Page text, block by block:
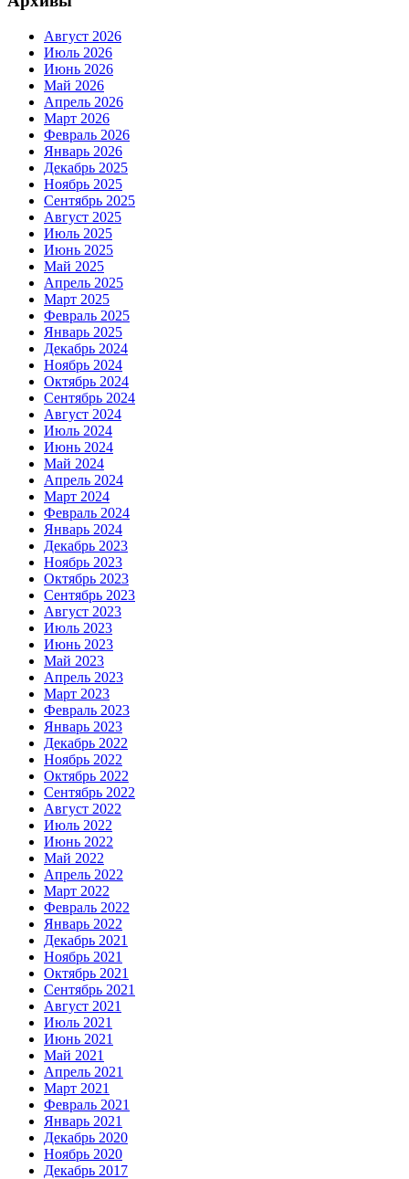
Август 2026
Июль 2026
Июнь 2026
Май 2026
Апрель 2026
Март 2026
Февраль 2026
Январь 2026
Декабрь 2025
Ноябрь 2025
Сентябрь 2025
Август 2025
Июль 2025
Июнь 2025
Май 2025
Апрель 2025
Март 2025
Февраль 2025
Январь 2025
Декабрь 2024
Ноябрь 2024
Октябрь 2024
Сентябрь 2024
Август 2024
Июль 2024
Июнь 2024
Май 2024
Апрель 2024
Март 2024
Февраль 2024
Январь 2024
Декабрь 2023
Ноябрь 2023
Октябрь 2023
Сентябрь 2023
Август 2023
Июль 2023
Июнь 2023
Май 2023
Апрель 2023
Март 2023
Февраль 2023
Январь 2023
Декабрь 2022
Ноябрь 2022
Октябрь 2022
Сентябрь 2022
Август 2022
Июль 2022
Июнь 2022
Май 2022
Апрель 2022
Март 2022
Февраль 2022
Январь 2022
Декабрь 2021
Ноябрь 2021
Октябрь 2021
Сентябрь 2021
Август 2021
Июль 2021
Июнь 2021
Май 2021
Апрель 2021
Март 2021
Февраль 2021
Январь 2021
Декабрь 2020
Ноябрь 2020
Декабрь 2017